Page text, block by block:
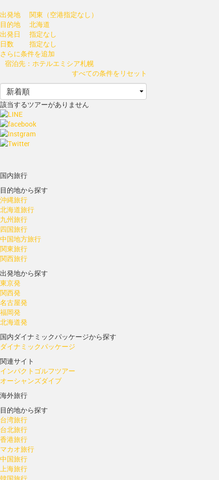
出発地
関東（空港指定なし）
目的地
北海道
出発日
指定なし
日数
指定なし
さらに条件を追加
宿泊先：ホテルエミシア札幌
すべての条件をリセット
該当するツアーがありません
国内旅行
目的地から探す
沖縄旅行
北海道旅行
九州旅行
四国旅行
中国地方旅行
関東旅行
関西旅行
出発地から探す
東京発
関西発
名古屋発
福岡発
北海道発
国内ダイナミックパッケージから探す
ダイナミックパッケージ
関連サイト
インパクトゴルフツアー
オーシャンズダイブ
海外旅行
目的地から探す
台湾旅行
台北旅行
香港旅行
マカオ旅行
中国旅行
上海旅行